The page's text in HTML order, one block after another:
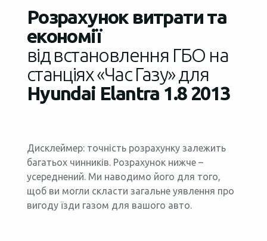
Розрахунок витрати та
економії
від встановлення ГБО на
станціях «Час Газу» для
Hyundai Elantra 1.8 2013
Дисклеймер: точність розрахунку залежить
багатьох чинників. Розрахунок нижче –
усереднений. Ми наводимо його для того,
щоб ви могли скласти загальне уявлення про
вигоду їзди газом для вашого авто.